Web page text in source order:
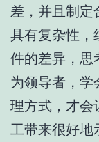
差，并且制定
具有复杂性，
件的差异，思
为领导者，学
理方式，才会
工带来很好地